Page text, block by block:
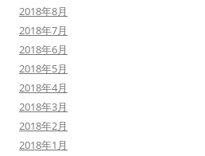
2018年8月
2018年7月
2018年6月
2018年5月
2018年4月
2018年3月
2018年2月
2018年1月